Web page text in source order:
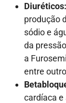
Diuréticos:
produção
sódio e
da
a
entre
cardíaca e